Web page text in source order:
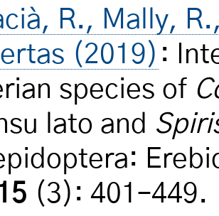
R., Mally,
(2019) :
species of
lato and
(3): 401–449.